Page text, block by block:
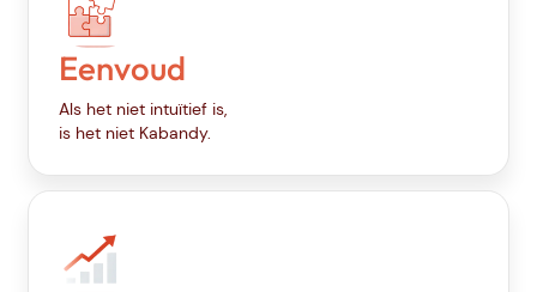
Eenvoud
Als het niet intuïtief is,
is het niet Kabandy.